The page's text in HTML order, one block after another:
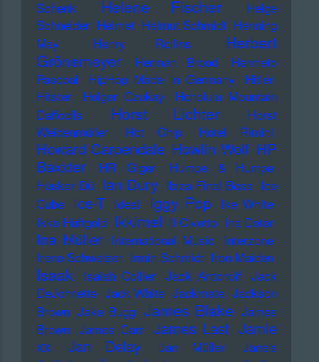
Schenk Helene Fischer
Helge
Schneider Helmet Helmut Schmidt Henning
May
Henry Rollins
Herbert
Grönemeyer
Herman Brood
Hermeto
Pascoal
HipHop Made in Germany
Hitler
Hitster
Holger Czukay
Honolulu Mountain
Daffodils
Horst Lichter
Horst
Weidenmüller
Hot Chip Hotel Rimini
Howard Carpendale Howlin Wolf HP
Baxxter
HR Giger
Humpe & Humpe
Hüsker Dü Ian Dury Ibiza Final Boss Ice
Cube
Ice-T Ideal Iggy Pop Ike White
Ikke Hüftgold Ikkimel Il Civetto Ina Deter
Ina Müller International Music Interzone
Irene Schweizer Irmin Schmidt Iron Maiden
Isaak Isaiah Collier Jack Antonoff Jack
DeJohnette Jack White Jackmate Jackson
Brown Jake Bugg James Blake James
Brown James Carr James Last Jamie
xx
Jan Delay Jan Müller
Jane's